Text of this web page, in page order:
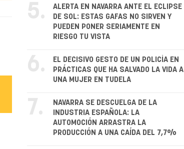
5.
ALERTA EN NAVARRA ANTE EL ECLIPSE
DE SOL: ESTAS GAFAS NO SIRVEN Y
PUEDEN PONER SERIAMENTE EN
RIESGO TU VISTA
6.
EL DECISIVO GESTO DE UN POLICÍA EN
PRÁCTICAS QUE HA SALVADO LA VIDA A
UNA MUJER EN TUDELA
7.
NAVARRA SE DESCUELGA DE LA
INDUSTRIA ESPAÑOLA: LA
AUTOMOCIÓN ARRASTRA LA
PRODUCCIÓN A UNA CAÍDA DEL 7,7%